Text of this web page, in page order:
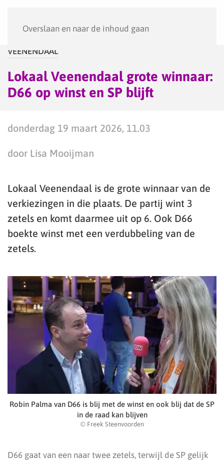
Overslaan en naar de inhoud gaan
VEENENDAAL
Lokaal Veenendaal grote winnaar:
D66 op winst en SP blijft
donderdag 19 maart 2026, 11.03
door Lisa Mooijman
Lokaal Veenendaal is de grote winnaar van de
verkiezingen in die plaats. De partij wint 3
zetels en komt daarmee uit op 6. Ook D66
boekte winst met een verdubbeling van de
zetels.
Robin Palma van D66 is blij met de winst en ook blij dat de SP
in de raad kan blijven
© Freek Steenvoorden
D66 gaat van een naar twee zetels, terwijl de SP gelijk